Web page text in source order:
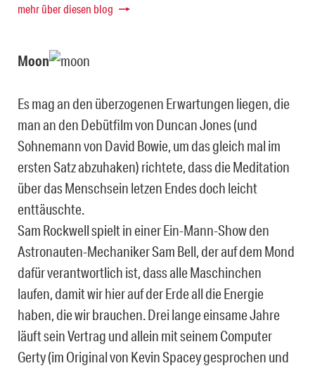
mehr über diesen blog
Moon
Es mag an den überzogenen Erwartungen liegen, die
man an den Debütfilm von Duncan Jones (und
Sohnemann von David Bowie, um das gleich mal im
ersten Satz abzuhaken) richtete, dass die Meditation
über das Menschsein letzen Endes doch leicht
enttäuschte.
Sam Rockwell spielt in einer Ein-Mann-Show den
Astronauten-Mechaniker Sam Bell, der auf dem Mond
dafür verantwortlich ist, dass alle Maschinchen
laufen, damit wir hier auf der Erde all die Energie
haben, die wir brauchen. Drei lange einsame Jahre
läuft sein Vertrag und allein mit seinem Computer
Gerty (im Original von Kevin Spacey gesprochen und